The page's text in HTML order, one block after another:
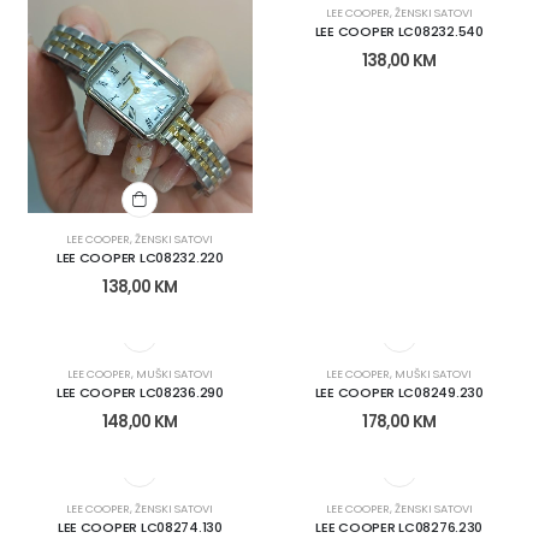
LEE COOPER,ŽENSKI SATOVI
LEE COOPER LC08232.220
138,00 KM
LEE COOPER,ŽENSKI SATOVI
LEE COOPER LC08232.540
138,00 KM
LEE COOPER, MUŠKI SATOVI
LEE COOPER LC08236.290
148,00 KM
LEE COOPER, MUŠKI SATOVI
LEE COOPER LC08249.230
178,00 KM
LEE COOPER,ŽENSKI SATOVI
LEE COOPER LC08274.130
LEE COOPER,ŽENSKI SATOVI
LEE COOPER LC08276.230